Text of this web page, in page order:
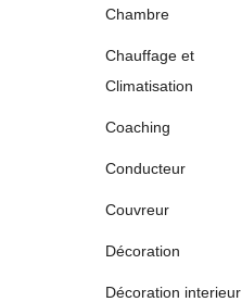
Chambre
Chauffage et
Climatisation
Coaching
Conducteur
Couvreur
Décoration
Décoration interieur